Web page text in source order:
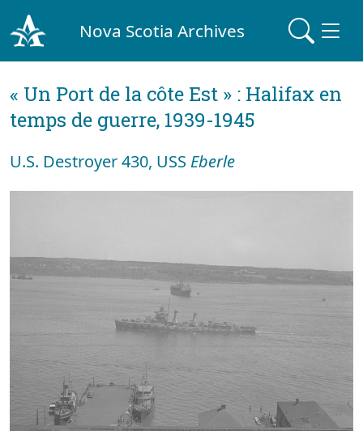
Nova Scotia Archives
« Un Port de la côte Est » : Halifax en
temps de guerre, 1939-1945
U.S. Destroyer 430, USS Eberle